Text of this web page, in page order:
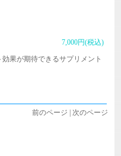
7,000円(税込)
果が期待できるサプリメント
前のページ | 次のページ